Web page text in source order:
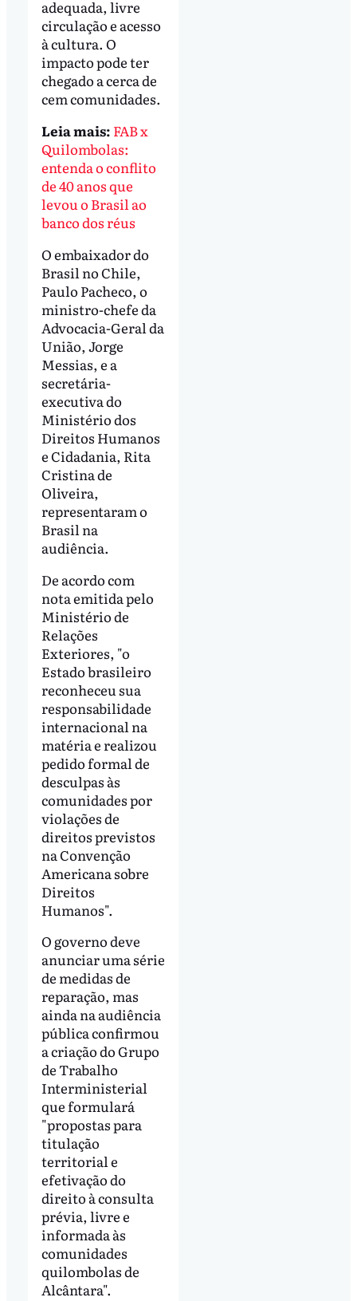
adequada, livre
circulação e acesso
à cultura. O
impacto pode ter
chegado a cerca de
cem comunidades.
Leia mais: FAB x
Quilombolas:
entenda o conflito
de 40 anos que
levou o Brasil ao
banco dos réus
O embaixador do
Brasil no Chile,
Paulo Pacheco, o
ministro-chefe da
Advocacia-Geral da
União, Jorge
Messias, e a
secretária-
executiva do
Ministério dos
Direitos Humanos
e Cidadania, Rita
Cristina de
Oliveira,
representaram o
Brasil na
audiência.
De acordo com
nota emitida pelo
Ministério de
Relações
Exteriores, "o
Estado brasileiro
reconheceu sua
responsabilidade
internacional na
matéria e realizou
pedido formal de
desculpas às
comunidades por
violações de
direitos previstos
na Convenção
Americana sobre
Direitos
Humanos".
O governo deve
anunciar uma série
de medidas de
reparação, mas
ainda na audiência
pública confirmou
a criação do Grupo
de Trabalho
Interministerial
que formulará
"propostas para
titulação
territorial e
efetivação do
direito à consulta
prévia, livre e
informada às
comunidades
quilombolas de
Alcântara".